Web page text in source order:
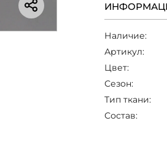
Наличие:
Артикул:
Цвет:
Сезон:
Тип ткани:
Состав: